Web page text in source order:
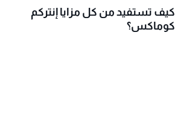
كيف تستفيد من كل مزايا إنتركم
كوماكس؟